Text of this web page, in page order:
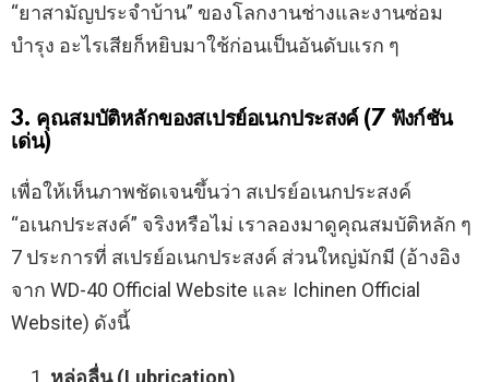
“ยาสามัญประจำบ้าน” ของโลกงานช่างและงานซ่อม
บำรุง อะไรเสียก็หยิบมาใช้ก่อนเป็นอันดับแรก ๆ
3. คุณสมบัติหลักของสเปรย์อเนกประสงค์ (7 ฟังก์ชัน
เด่น)
เพื่อให้เห็นภาพชัดเจนขึ้นว่า สเปรย์อเนกประสงค์
“อเนกประสงค์” จริงหรือไม่ เราลองมาดูคุณสมบัติหลัก ๆ
7 ประการที่ สเปรย์อเนกประสงค์ ส่วนใหญ่มักมี (อ้างอิง
จาก WD-40 Official Website และ Ichinen Official
Website) ดังนี้
หล่อลื่น (Lubrication)